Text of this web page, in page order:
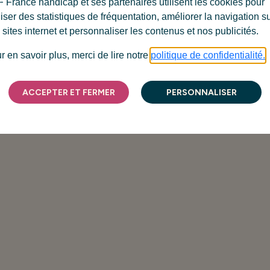
France handicap et ses partenaires utilisent les cookies pour
des statistiques de fréquentation, améliorer la navigation
sites internet et personnaliser les contenus et nos publicités.
en savoir plus, merci de lire notre politique de confidentialité.
ACCEPTER ET FERMER PERSONNALISER